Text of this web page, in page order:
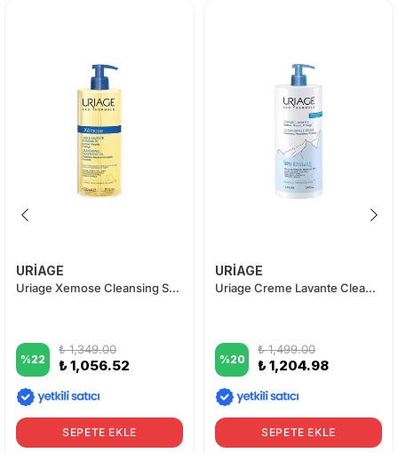
URİAGE
Uriage Xemose Cleansing Soothing Oil 500 ml
%22
₺ 1,349.00
₺ 1,056.52
SEPETE EKLE
URİAGE
Uriage Creme Lavante Cleansing Cream 1000ml
%20
₺ 1,499.00
₺ 1,204.98
SEPETE EKLE